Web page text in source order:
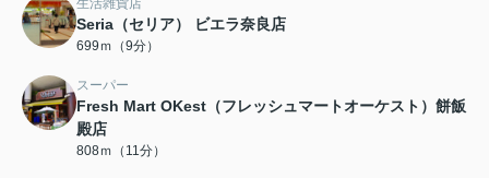
生活雑貨店
Seria（セリア） ビエラ奈良店
699ｍ（9分）
スーパー
Fresh Mart OKest（フレッシュマートオーケスト）餅飯
殿店
808ｍ（11分）